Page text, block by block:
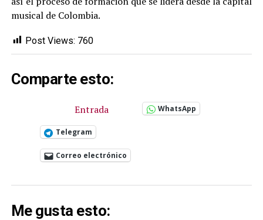
musical de Colombia.
Post Views: 760
Comparte esto:
Entrada WhatsApp
Telegram
Correo electrónico
Me gusta esto: